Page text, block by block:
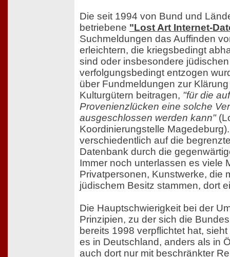
Die seit 1994 von Bund und
betriebene "Lost Art Internet-
Suchmeldungen das Auffinden
erleichtern, die kriegsbedingt
sind oder insbesondere
verfolgungsbedingt entzogen
über Fundmeldungen zur
Kulturgütern beitragen, "für die
Provenienzlücken eine solche
ausgeschlossen werden kann"
Koordinierungstelle
verschiedentlich auf die
Datenbank durch die
Immer noch unterlassen es viele
Privatpersonen, Kunstwerke, die
jüdischem Besitz stammen, dort
Die Hauptschwierigkeit bei der
Prinzipien, zu der sich die
bereits 1998 verpflichtet hat,
es in Deutschland, anders als in
auch dort nur mit beschränkter